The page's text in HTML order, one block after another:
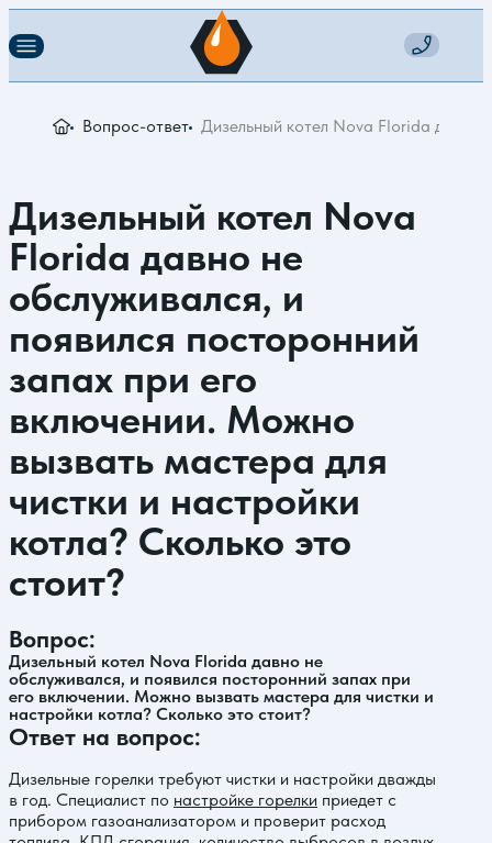
Вопрос-ответ Дизельный котел Nova Florida давно
Дизельный котел Nova
Florida давно не
обслуживался, и
появился посторонний
запах при его
включении. Можно
вызвать мастера для
чистки и настройки
котла? Сколько это
стоит?
Вопрос:
Дизельный котел Nova Florida давно не
обслуживался, и появился посторонний запах при
его включении. Можно вызвать мастера для чистки и
настройки котла? Сколько это стоит?
Ответ на вопрос:
Дизельные горелки требуют чистки и настройки дважды
в год. Специалист по настройке горелки приедет с
прибором газоанализатором и проверит расход